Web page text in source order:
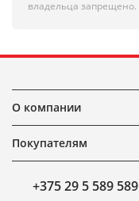
владельца запрещено.
О компании
Покупателям
+375 29 5 589 589